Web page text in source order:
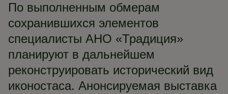
По выполненным обмерам
сохранившихся элементов
специалисты АНО «Традиция»
планируют в дальнейшем
реконструировать исторический вид
иконостаса. Анонсируемая выставка